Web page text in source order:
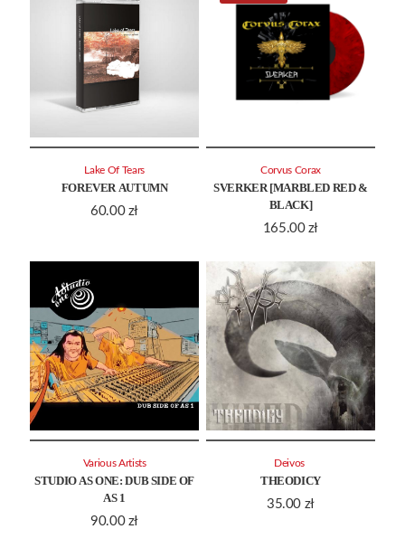
FOREVER AUTUMN
60.00 zł
Lake Of Tears
SVERKER [MARBLED RED &
BLACK]
165.00 zł
Corvus Corax
STUDIO AS ONE: DUB SIDE OF
AS 1
90.00 zł
Various Artists
THEODICY
35.00 zł
Deivos ‎